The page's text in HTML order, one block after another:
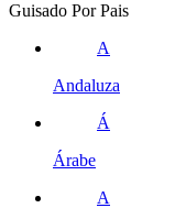
Guisado Por Pais
A
Andaluza
Á
Árabe
A